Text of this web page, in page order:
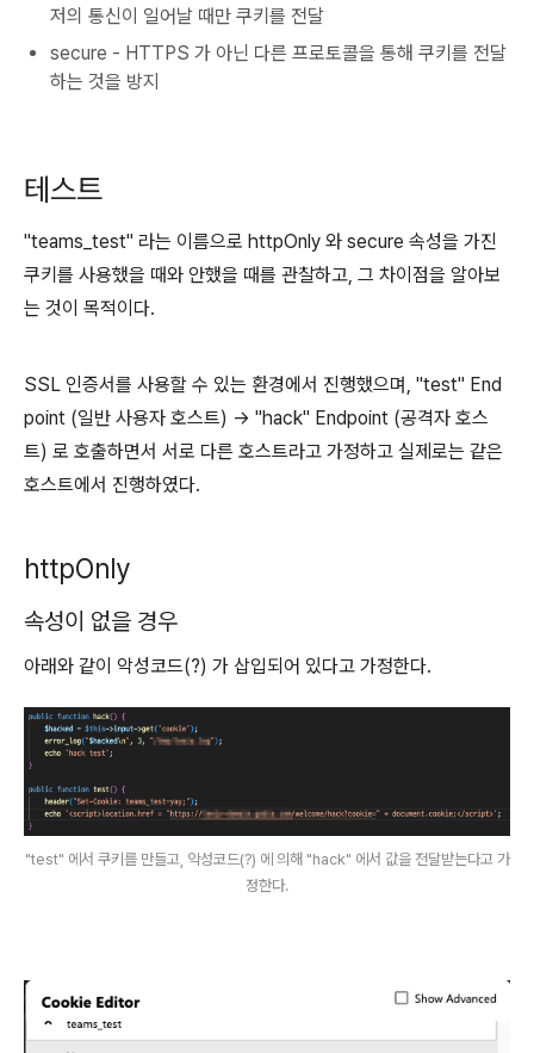
저의 통신이 일어날 때만 쿠키를 전달
secure - HTTPS 가 아닌 다른 프로토콜을 통해 쿠키를 전달
하는 것을 방지
테스트
"teams_test" 라는 이름으로 httpOnly 와 secure 속성을 가진
쿠키를 사용했을 때와 안했을 때를 관찰하고, 그 차이점을 알아보
는 것이 목적이다.
SSL 인증서를 사용할 수 있는 환경에서 진행했으며, "test" End
point (일반 사용자 호스트) → "hack" Endpoint (공격자 호스
트) 로 호출하면서 서로 다른 호스트라고 가정하고 실제로는 같은
호스트에서 진행하였다.
httpOnly
속성이 없을 경우
아래와 같이 악성코드(?) 가 삽입되어 있다고 가정한다.
"test" 에서 쿠키를 만들고, 악성코드(?) 에 의해 "hack" 에서 값을 전달받는다고 가
정한다.